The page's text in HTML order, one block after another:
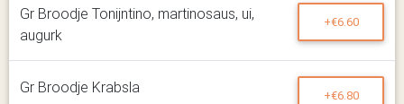
Gr Broodje Tonijntino, martinosaus, ui,
augurk
+€6.60
Gr Broodje Krabsla +€6.80